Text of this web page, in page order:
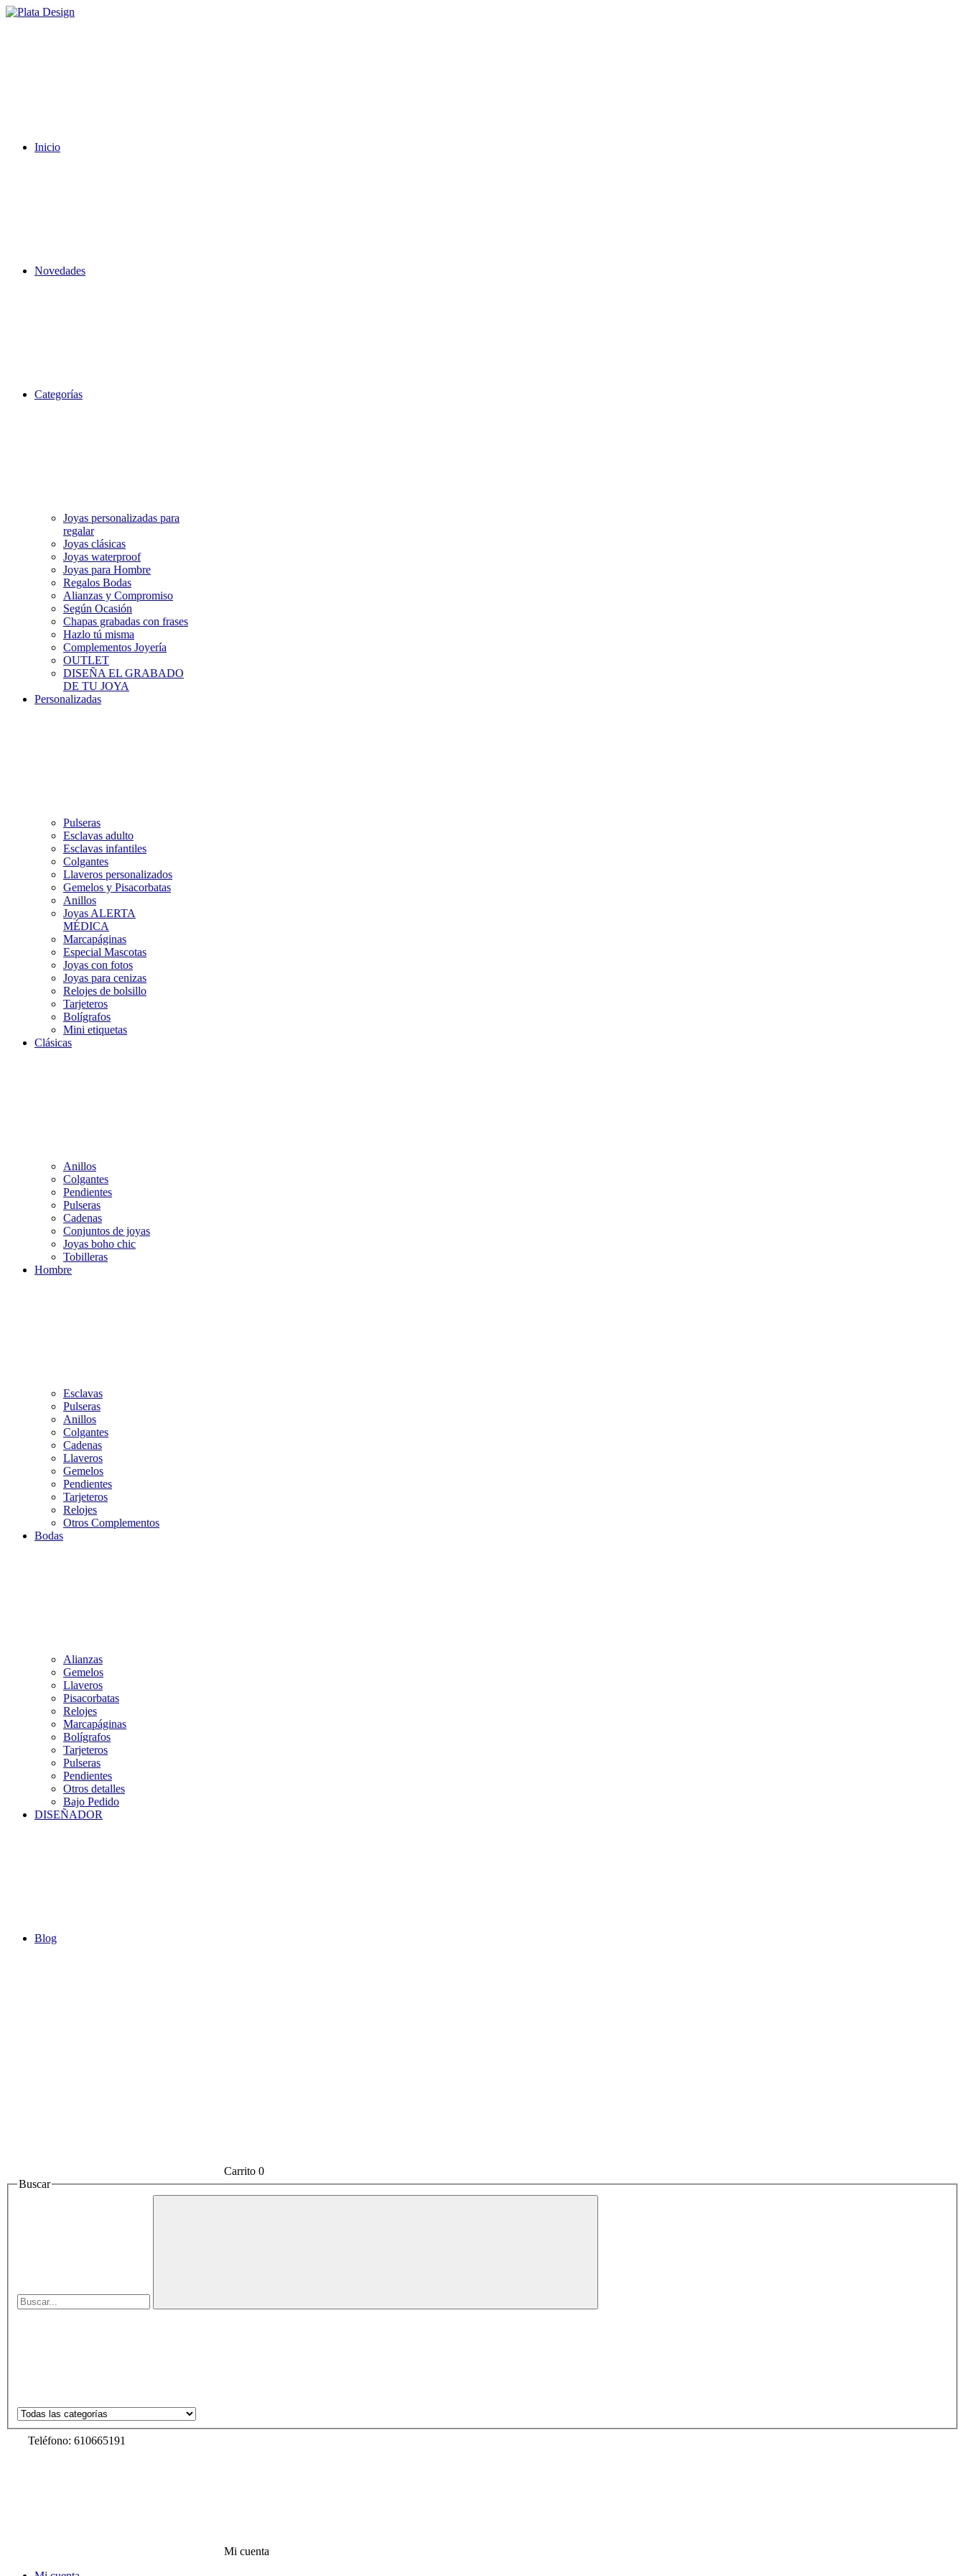
Inicio
Novedades
Categorías
Joyas personalizadas para
regalar
Joyas clásicas
Joyas waterproof
Joyas para Hombre
Regalos Bodas
Alianzas y Compromiso
Según Ocasión
Chapas grabadas con frases
Hazlo tú misma
Complementos Joyería
OUTLET
DISEÑA EL GRABADO
DE TU JOYA
Personalizadas
Pulseras
Esclavas adulto
Esclavas infantiles
Colgantes
Llaveros personalizados
Gemelos y Pisacorbatas
Anillos
Joyas ALERTA
MÉDICA
Marcapáginas
Especial Mascotas
Joyas con fotos
Joyas para cenizas
Relojes de bolsillo
Tarjeteros
Bolígrafos
Mini etiquetas
Clásicas
Anillos
Colgantes
Pendientes
Pulseras
Cadenas
Conjuntos de joyas
Joyas boho chic
Tobilleras
Hombre
Esclavas
Pulseras
Anillos
Colgantes
Cadenas
Llaveros
Gemelos
Pendientes
Tarjeteros
Relojes
Otros Complementos
Bodas
Alianzas
Gemelos
Llaveros
Pisacorbatas
Relojes
Marcapáginas
Bolígrafos
Tarjeteros
Pulseras
Pendientes
Otros detalles
Bajo Pedido
DISEÑADOR
Blog
Carrito 0
Buscar
Teléfono: 610665191
Mi cuenta